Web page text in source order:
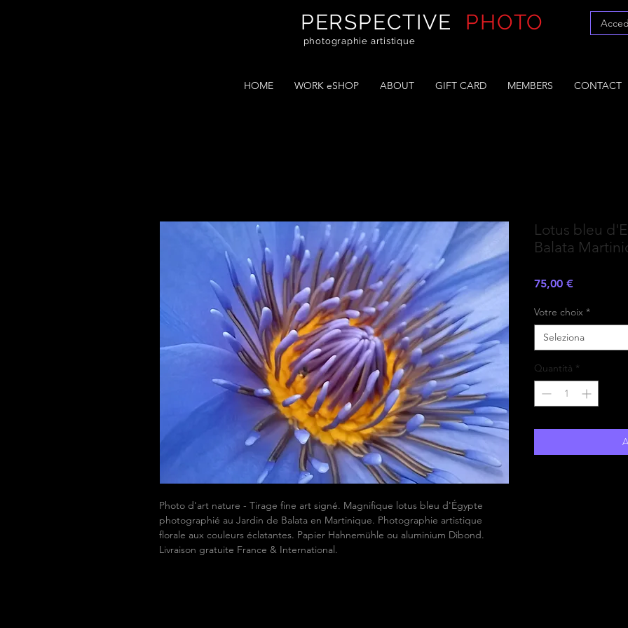
PERSPECTIVE PHOTO
photographie artistique
HOME WORK eSHOP ABOUT GIFT CARD MEMBERS CONTACT
Photo d'art nature - Tirage fine art signé. Magnifique lotus bleu d'Égypte
photographié au Jardin de Balata en Martinique. Photographie artistique
florale aux couleurs éclatantes. Papier Hahnemühle ou aluminium Dibond.
Livraison gratuite France & International.
Lotus bleu
Balata
75,00 €Prezzo
Votre choix *
Seleziona
Quantità *